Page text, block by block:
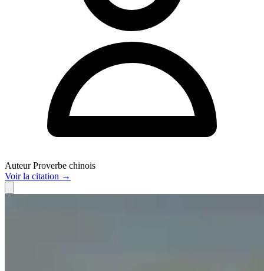
Auteur Proverbe chinois
Voirla citation →